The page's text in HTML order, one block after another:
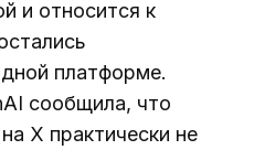
и относится к
платформе.
сообщила, что
X практически не